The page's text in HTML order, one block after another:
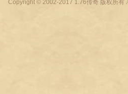
Copyright © 2002-2017 1.76传奇 版权所有